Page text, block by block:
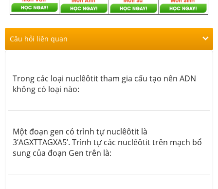
Câu hỏi liên quan
Trong các loại nuclêôtit tham gia cấu tạo nên ADN
không có loại nào:
Một đoạn gen có trình tự nuclêôtit là
3’AGXTTAGXA5’. Trình tự các nuclêôtit trên mạch bổ
sung của đoạn Gen trên là: